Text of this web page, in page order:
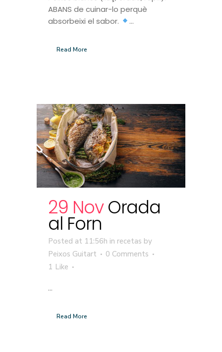
ABANS de cuinar-lo perquè
absorbeixi el sabor.
...
Read More
29 Nov Orada
al Forn
Posted at 11:56h in recetas by
Peixos Guitart
0 Comments
1 Like
...
Read More